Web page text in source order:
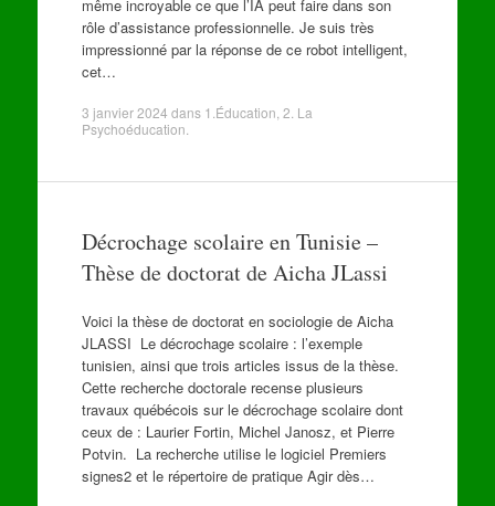
même incroyable ce que l’IA peut faire dans son
rôle d’assistance professionnelle. Je suis très
impressionné par la réponse de ce robot intelligent,
cet…
3 janvier 2024 dans 1.Éducation 2. La
Psychoéducation
Décrochage scolaire en Tunisie –
Thèse de doctorat de Aicha JLassi
Voici la thèse de doctorat en sociologie de Aicha
JLASSI Le décrochage scolaire : l’exemple
tunisien, ainsi que trois articles issus de la thèse.
Cette recherche doctorale recense plusieurs
travaux québécois sur le décrochage scolaire dont
ceux de : Laurier Fortin, Michel Janosz, et Pierre
Potvin. La recherche utilise le logiciel Premiers
signes2 et le répertoire de pratique Agir dès…